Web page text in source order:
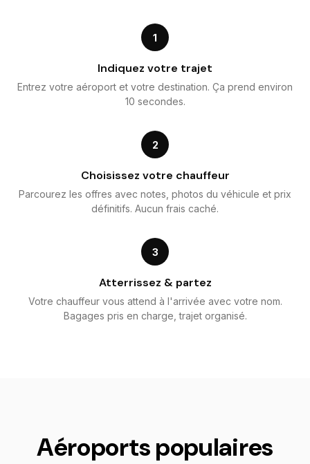
1
Indiquez votre trajet
Entrez votre aéroport et votre destination. Ça prend environ
10 secondes.
2
Choisissez votre chauffeur
Parcourez les offres avec notes, photos du véhicule et prix
définitifs. Aucun frais caché.
3
Atterrissez & partez
Votre chauffeur vous attend à l'arrivée avec votre nom.
Bagages pris en charge, trajet organisé.
Aéroports populaires